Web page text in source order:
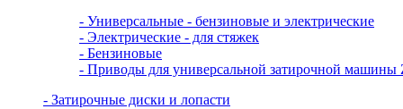
- Универсальные - бензиновые и электрические
- Электрические - для стяжек
- Бензиновые
- Приводы для универсальной затирочной машины
- Затирочные диски и лопасти